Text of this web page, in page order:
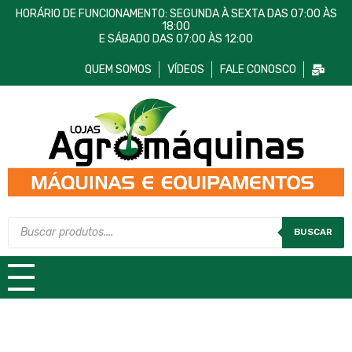
HORÁRIO DE FUNCIONAMENTO: SEGUNDA À SEXTA DAS 07:00 ÀS
18:00
E SÁBADO DAS 07:00 ÀS 12:00
QUEM SOMOS VÍDEOS FALE CONOSCO
BUSCAR